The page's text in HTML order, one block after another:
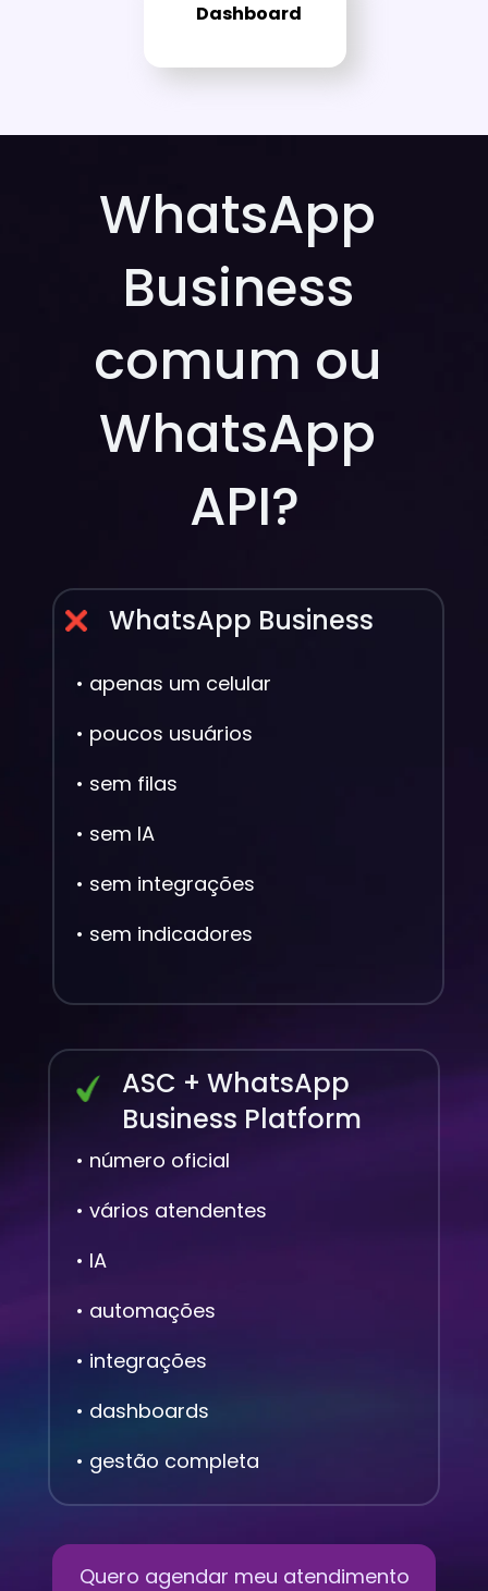
Dashboard
WhatsApp
Business
comum ou
WhatsApp
API?
WhatsApp Business
ASC + WhatsApp
Business Platform
• número oficial
• vários atendentes
• IA
• automações
• integrações
• dashboards
• gestão completa
• apenas um celular
• poucos usuários
• sem filas
• sem IA
• sem integrações
• sem indicadores
Quero agendar meu atendimento